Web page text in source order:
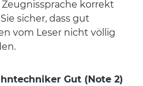
korrekt
sicher, dass gut
vom Leser nicht völlig
Gut (Note 2)